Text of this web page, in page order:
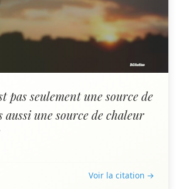
pas seulement une source de
aussi une source de chaleur
Voir la citation →